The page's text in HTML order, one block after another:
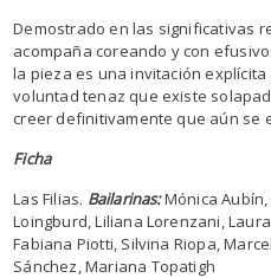
Demostrado en las significativas
acompaña coreando y con
la pieza es una invitación
voluntad tenaz que existe
creer definitivamente que aún se
Ficha
Las Filias. Bailarinas:Mónica
Loingburd, Liliana Lorenzani,
Fabiana Piotti, Silvina Riopa,
Sánchez, Mariana Topatigh